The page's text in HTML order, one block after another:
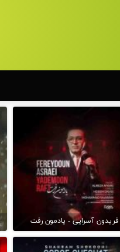
فریدون آسرایی - یادمون رفت